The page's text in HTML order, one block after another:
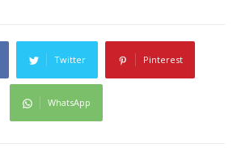
Twitter Pinterest
WhatsApp